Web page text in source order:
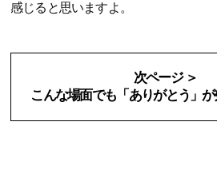
感じると思いますよ。
次ページ ＞
こんな場面でも「ありがとう」